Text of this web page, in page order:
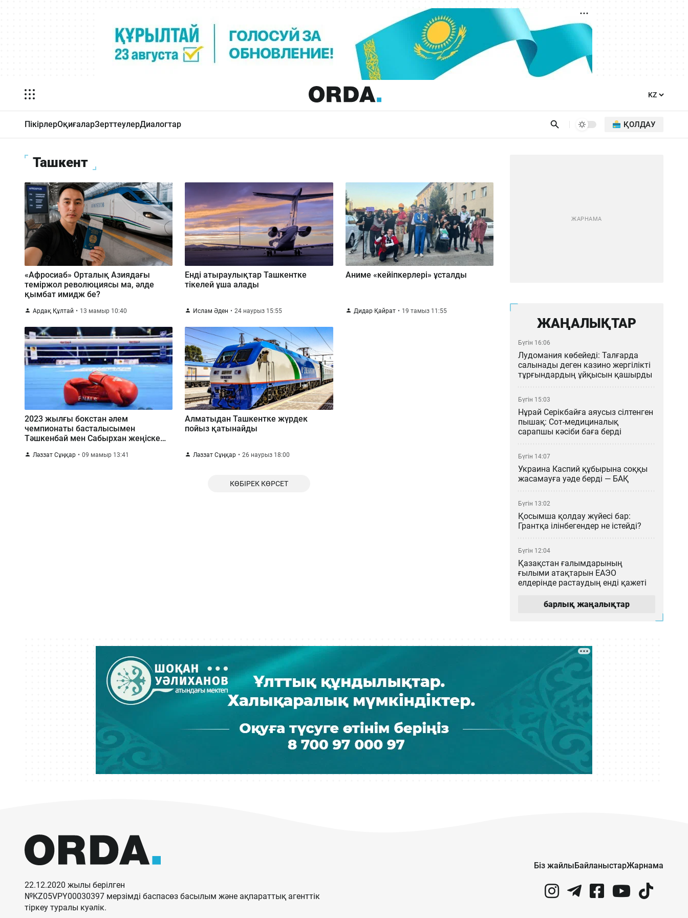
ПікірлерОқиғаларЗерттеулерДиалогтар ҚОЛДАУ
Ташкент
«Афросиаб» Орталық Азиядағы
теміржол революциясы ма, әлде
қымбат имидж бе?
Ардақ Құлтай 13 мамыр 10:40
Енді атыраулықтар Ташкентке
тікелей ұша алады
Ислам Әден 24 наурыз 15:55
Аниме «кейіпкерлері» ұсталды
Дидар Қайрат 19 тамыз 11:55
2023 жылғы бокстан әлем
чемпионаты басталысымен
Тәшкенбай мен Сабырхан жеңіске
Ләззат Сұңқар 09 мамыр 13:41
Алматыдан Ташкентке жүрдек
пойыз қатынайды
Ләззат Сұңқар 26 наурыз 18:00
КӨБІРЕК КӨРСЕТ
ЖАҢАЛЫҚТАР
Бүгін 16:06
Лудомания көбейеді: Талғарда
салынады деген казино жергілікті
тұрғындардың ұйқысын қашырды
Бүгін 15:03
Нұрай Серікбайға аяусыз сілтенген
пышақ: Сот-медициналық
сарапшы кәсіби баға берді
Бүгін 14:07
Украина Каспий құбырына соққы
жасамауға уәде берді — БАҚ
Бүгін 13:02
Қосымша қолдау жүйесі бар:
Грантқа ілінбегендер не істейді?
Бүгін 12:04
Қазақстан ғалымдарының
ғылыми атақтарын ЕАЭО
елдерінде растаудың енді қажеті
жаңа пойыз қатынайды
Қайрат Сатыбалдының жыр
болған «Байсат» базары ақыры
сатылды
Бүгін 09:19
Атырауда су құбырын жөндеуден 6
млрд теңгеден асатын қаржы
ұрлағандарға үкім шықты
Сайлау учаскесінің мекенжайын
барлық жаңалықтар
22.12.2020 жылы берілген
№KZ05VPY00030397 мерзімді баспасөз басылым және ақпараттық агенттік
тіркеу туралы куәлік.
Біз жайлыБайланыстарЖарнама